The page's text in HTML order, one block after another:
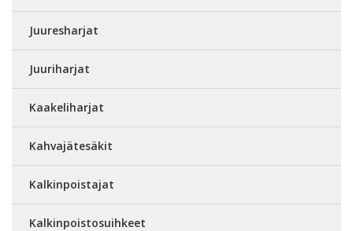
Juuresharjat
Juuriharjat
Kaakeliharjat
Kahvajätesäkit
Kalkinpoistajat
Kalkinpoistosuihkeet